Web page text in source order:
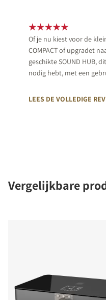
Of je nu kiest voor de
COMPACT of upgradet
geschikte SOUND HUB,
nodig hebt, met een
LEES DE VOLLEDIGE
Vergelijkbare